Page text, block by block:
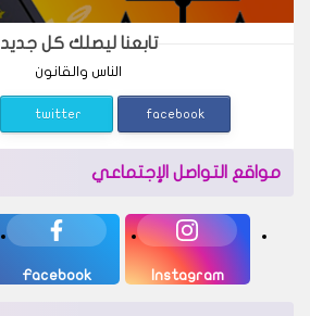
تابعنا ليصلك كل جديد
الناس والقانون
facebook
twitter
مواقع التواصل الإجتماعي
Instagram
Facebook